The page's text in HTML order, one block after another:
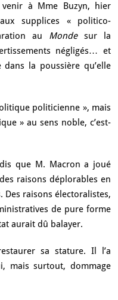
à Mme Buzyn, hier
supplices « politico-
au Mondesur la
négligés… et
la poussière qu’elle
politicienne », mais
» au sens noble, c’est-
que M. Macron a joué
raisons déplorables en
Des raisons électoralistes,
de pure forme
aurait dû balayer.
sa stature. Il l’a
mais surtout, dommage